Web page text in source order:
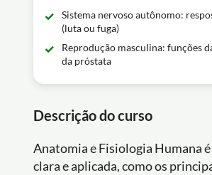
Sistema nervoso autônomo:
(luta ou fuga)
Reprodução masculina: funções
da próstata
Descrição do curso
Anatomia e Fisiologia Humana
clara e aplicada, como os